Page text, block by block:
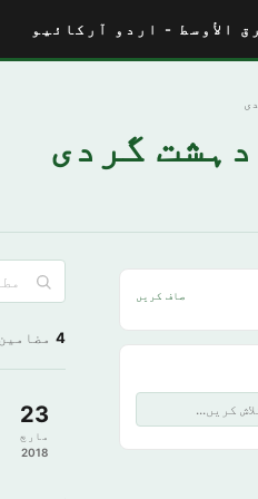
الأوسط - اردو آرکائیو
گردی
صاف کریں
4 مضامین
23
مارچ
2018